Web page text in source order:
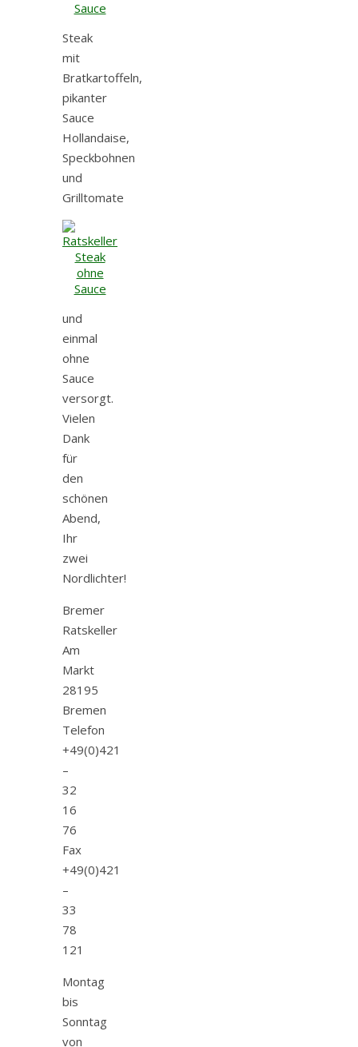
Steak
mit
Bratkartoffeln,
pikanter
Sauce
Hollandaise,
Speckbohnen
und
Grilltomate
und
einmal
ohne
Sauce
versorgt.
Vielen
Dank
für
den
schönen
Abend,
Ihr
zwei
Nordlichter!
Bremer
Ratskeller
Am
Markt
28195
Bremen
Telefon
+49(0)421
–
32
16
76
Fax
+49(0)421
–
33
78
121
Montag
bis
Sonntag
von